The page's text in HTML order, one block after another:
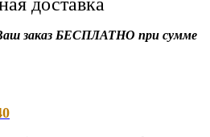
заказ БЕСПЛАТНО при сумме